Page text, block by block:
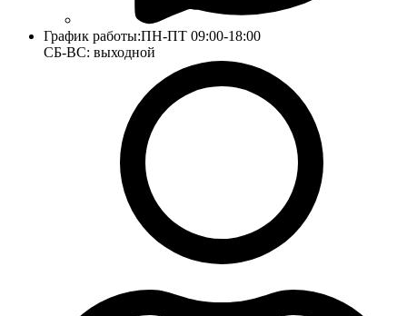
График работы:ПН-ПТ 09:00-18:00
СБ-ВС: выходной